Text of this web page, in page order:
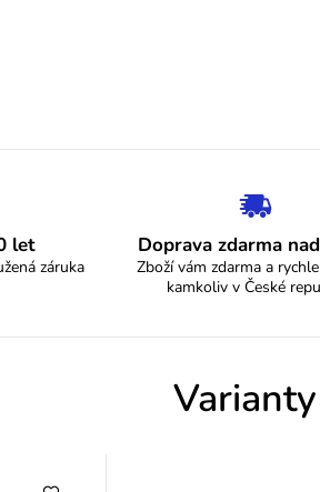
let
záruka
Doprava zdarma
Zboží vám zdarma a
kamkoliv v České